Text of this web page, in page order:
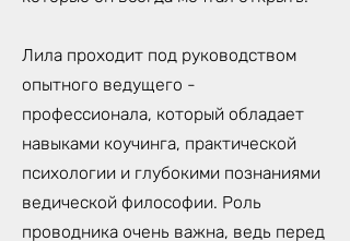
Лила проходит под руководством
опытного ведущего -
профессионала, который обладает
навыками коучинга, практической
психологии и глубокими познаниями
ведической философии. Роль
проводника очень важна, ведь перед